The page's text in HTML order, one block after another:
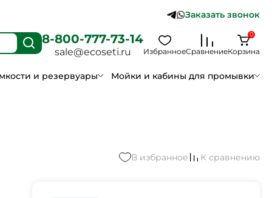
Заказать звонок
8-800-777-73-14
sale@ecoseti.ru ИзбранноеСравнениеКорзина
0
и резервуары Мойки и кабины для промывки
В избранное К сравнению